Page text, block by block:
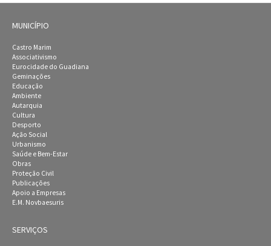
MUNICÍPIO
Castro Marim
Associativismo
Eurocidade do Guadiana
Geminações
Educação
Ambiente
Autarquia
Cultura
Desporto
Ação Social
Urbanismo
Saúde e Bem-Estar
Obras
Proteção Civil
Publicações
Apoio a Empresas
E.M. Novbaesuris
SERVIÇOS